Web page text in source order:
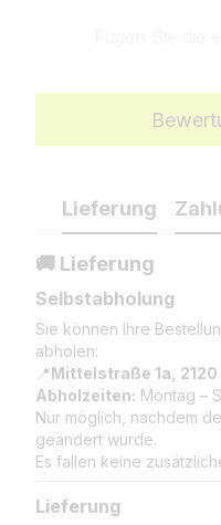
Lieferung
🚚 Lieferung
Selbstabholung
Sie können Ihre
abholen:
📍Mittelstraße 1a,
Abholzeiten: Montag –
Nur möglich, nachdem
geändert wurde.
Es fallen keine
Lieferung